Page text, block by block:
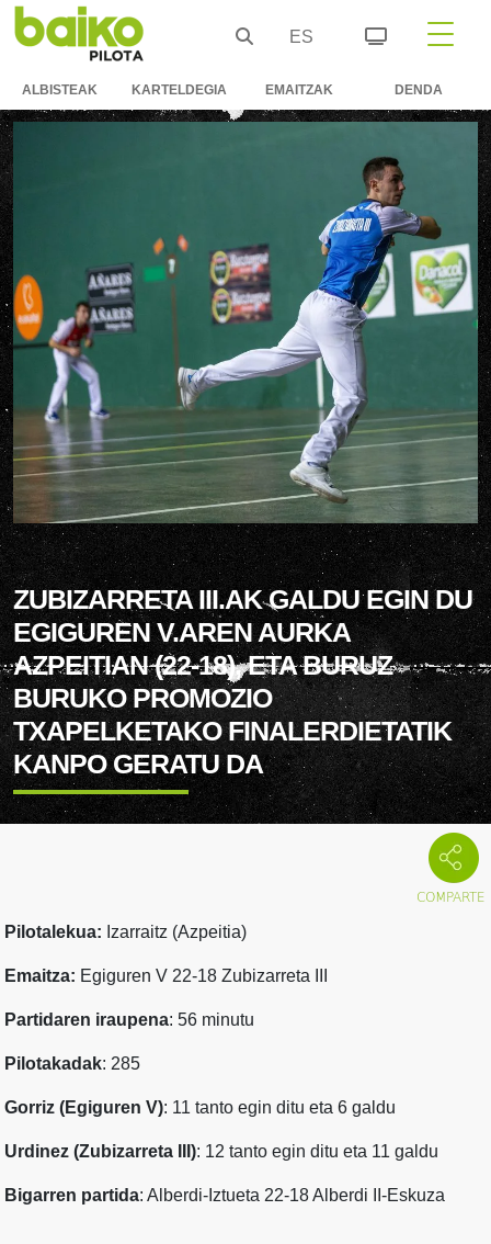
ES
ALBISTEAK KARTELDEGIA EMAITZAK DENDA
ZUBIZARRETA III.AK GALDU EGIN DU
EGIGUREN V.AREN AURKA
AZPEITIAN (22-18), ETA BURUZ
BURUKO PROMOZIO
TXAPELKETAKO FINALERDIETATIK
KANPO GERATU DA
Pilotalekua: Izarraitz (Azpeitia)
Emaitza: Egiguren V 22-18 Zubizarreta III
Partidaren iraupena: 56 minutu
Pilotakadak: 285
Gorriz (Egiguren V): 11 tanto egin ditu eta 6 galdu
Urdinez (Zubizarreta III): 12 tanto egin ditu eta 11 galdu
Bigarren partida: Alberdi-Iztueta 22-18 Alberdi II-Eskuza